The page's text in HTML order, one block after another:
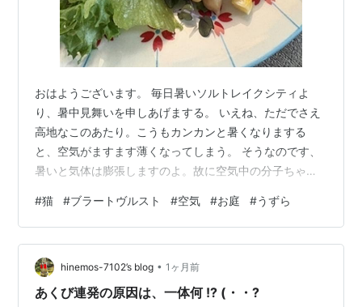
おはようございます。 毎日暑いソルトレイクシティよ
り、暑中見舞いを申しあげまする。 いえね、ただでさえ
高地なこのあたり。こうもカンカンと暑くなりまする
と、空気がますます薄くなってしまう。 そうなのです、
暑いと気体は膨張しますのよ。故に空気中の分子ちゃん
ゃこっちゃと活動範囲が広がりますので、酸素の量が減
少いたしまする。 ゴルフなんぞなさる方、 😆おお、かっ
飛ばしたったわ。練習した甲斐あったわ！ いや、ちゃい
ますねん。空気が薄くて空気抵抗が減った分、すっ飛ぶ
だけなんですわ。 実力と勘違いせんといてなあ。 職場に
#猫 #ブラートヴルスト #空気 #お庭 #うずら
hinemos-7102’s blog • 1ヶ月前
あくび連発の原因は、一体何 !? (・・?